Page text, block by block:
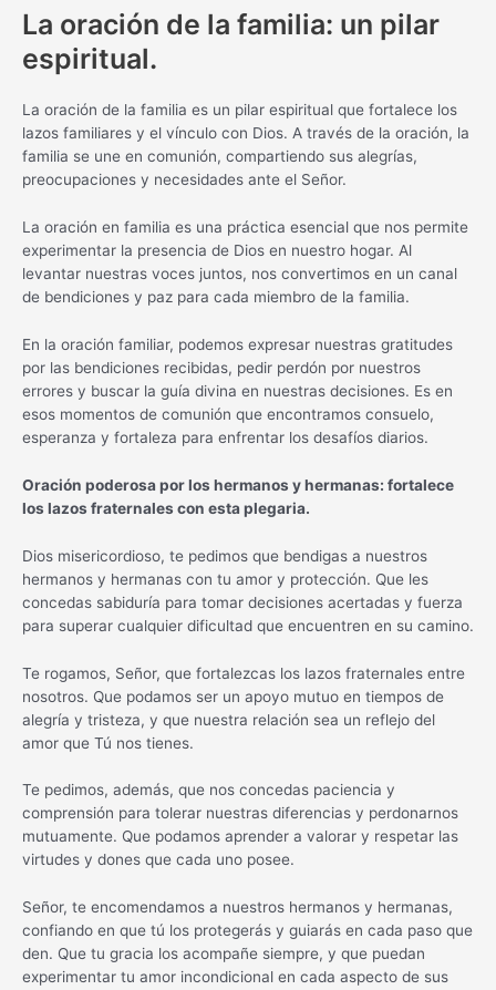
La oración de la familia: un pilar
espiritual.
La oración de la familia es un pilar espiritual que fortalece los
lazos familiares y el vínculo con Dios. A través de la oración, la
familia se une en comunión, compartiendo sus alegrías,
preocupaciones y necesidades ante el Señor.
La oración en familia es una práctica esencial que nos permite
experimentar la presencia de Dios en nuestro hogar. Al
levantar nuestras voces juntos, nos convertimos en un canal
de bendiciones y paz para cada miembro de la familia.
En la oración familiar, podemos expresar nuestras gratitudes
por las bendiciones recibidas, pedir perdón por nuestros
errores y buscar la guía divina en nuestras decisiones. Es en
esos momentos de comunión que encontramos consuelo,
esperanza y fortaleza para enfrentar los desafíos diarios.
Oración poderosa por los hermanos y hermanas: fortalece
los lazos fraternales con esta plegaria.
Dios misericordioso, te pedimos que bendigas a nuestros
hermanos y hermanas con tu amor y protección. Que les
concedas sabiduría para tomar decisiones acertadas y fuerza
para superar cualquier dificultad que encuentren en su camino.
Te rogamos, Señor, que fortalezcas los lazos fraternales entre
nosotros. Que podamos ser un apoyo mutuo en tiempos de
alegría y tristeza, y que nuestra relación sea un reflejo del
amor que Tú nos tienes.
Te pedimos, además, que nos concedas paciencia y
comprensión para tolerar nuestras diferencias y perdonarnos
mutuamente. Que podamos aprender a valorar y respetar las
virtudes y dones que cada uno posee.
Señor, te encomendamos a nuestros hermanos y hermanas,
confiando en que tú los protegerás y guiarás en cada paso que
den. Que tu gracia los acompañe siempre, y que puedan
experimentar tu amor incondicional en cada aspecto de sus